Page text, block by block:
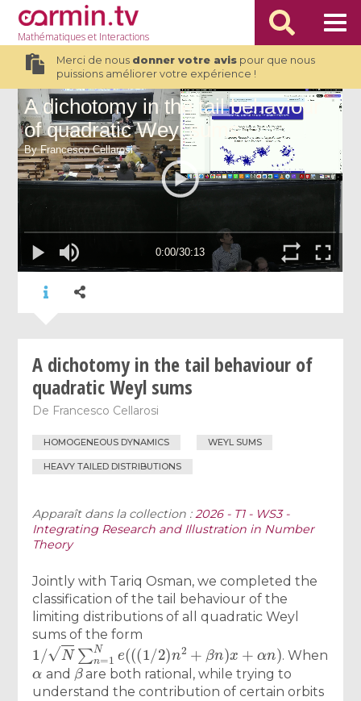
Mathématiqueset Interactions
Merci de nous donner votre avispour que nous
puissions améliorer votre expérience !
A dichotomy in the tail behaviour of
quadratic Weyl sums
De Francesco Cellarosi
HOMOGENEOUS DYNAMICS WEYL SUMS
HEAVY TAILED DISTRIBUTIONS
Apparaît dans la collection :2026 - T1 - WS3 -
Integrating Research and Illustration in Number
Theory
Jointly with Tariq Osman, we completed the
classification of the tail behaviour of the
limiting distributions of all quadratic Weyl
sums of the form
1 N ∑n=1Ne 1/2) n2 β x+ α
. When
α
and
β
are both rational, while trying to
understand the contribution of certain orbits